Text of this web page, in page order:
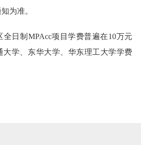
为准。
日制MPAcc项目学费普遍在10万元
大学、东华大学、华东理工大学学费